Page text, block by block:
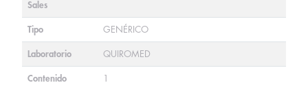
Sales
Tipo GENÉRICO
Laboratorio QUIROMED
Contenido 1